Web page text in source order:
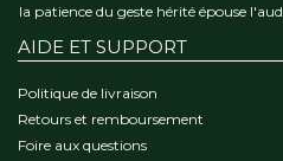
la patience du geste hérité épouse
AIDE ET SUPPORT
Politique de livraison
Retours et remboursement
Foire aux questions